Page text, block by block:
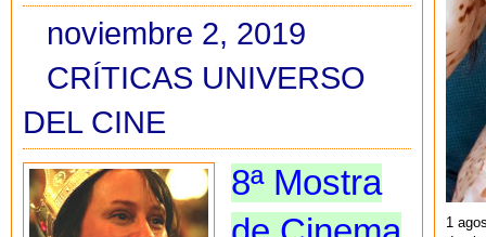
noviembre 2, 2019
CRÍTICAS UNIVERSO
DEL CINE
8ª Mostra
1